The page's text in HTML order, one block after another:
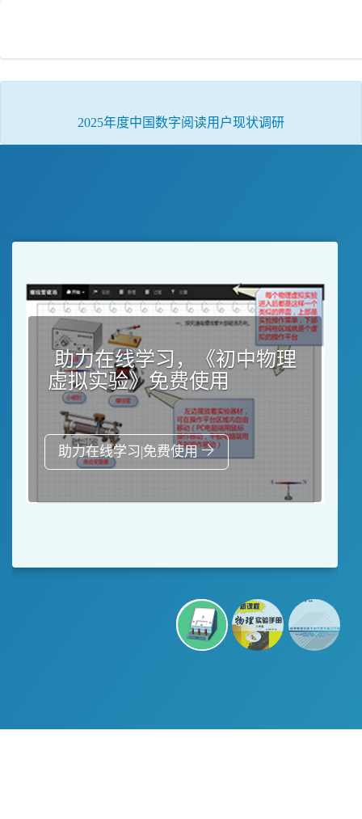
2025年度中国数字阅读用户现状调研
助力在线学习，《初中物理
虚拟实验》免费使用
助力在线学习|免费使用